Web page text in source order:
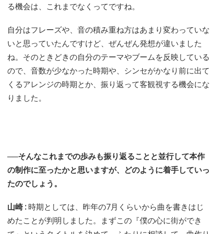
る機会は、これまでなくってですね。
自分はフレーズや、音の積み重ね方はあまり変わっていな
いと思っていたんですけど、ぜんぜん発想が違いました
ね。そのときどきの自分のテーマやブームを反映している
ので、音数が少なかった時期や、シンセがかなり前に出て
くるアレンジの時期とか、振り返って客観視する機会にな
りました。
──そんなこれまでの歩みも振り返ることと並行して本作
の制作に至ったかと思いますが、どのように着手していっ
たのでしょう。
山崎 : 時期としては、昨年の7月くらいから曲を書きはじ
めたことが判明しました。まずこの『僕の心に街ができ